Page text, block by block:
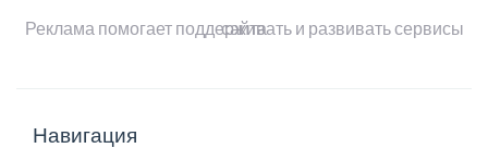
Реклама помогает поддерживать и развивать сервисы сайта
Навигация